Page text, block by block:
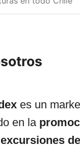
es un
en la